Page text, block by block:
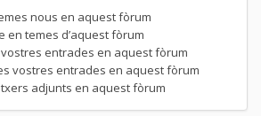
nous en aquest fòrum
en temes d’aquest fòrum
entrades en aquest fòrum
vostres entrades en aquest fòrum
adjunts en aquest fòrum